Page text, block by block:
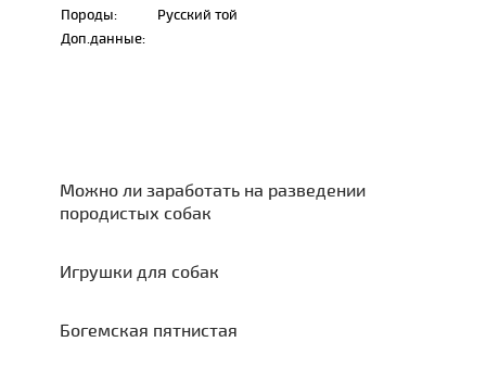
Породы:
Русский той
Доп.данные:
Можно ли заработать на разведении
породистых собак
Игрушки для собак
Богемская пятнистая